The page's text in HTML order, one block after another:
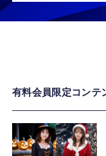
有料会員限定コンテ